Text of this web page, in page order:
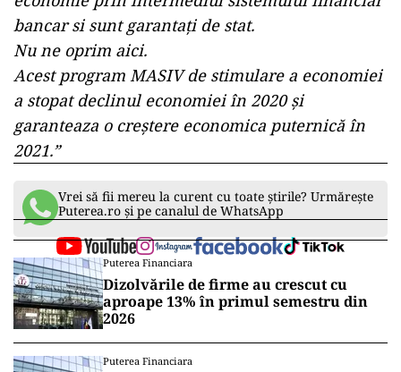
bancar si sunt garantați de stat.
Nu ne oprim aici.
Acest program MASIV de stimulare a economiei
a stopat declinul economiei în 2020 și
garanteaza o creștere economica puternică în
2021.”
Vrei să fii mereu la curent cu toate știrile? Urmărește
Puterea.ro și pe canalul de WhatsApp
Puterea Financiara
Dizolvările de firme au crescut cu
aproape 13% în primul semestru din
2026
Puterea Financiara